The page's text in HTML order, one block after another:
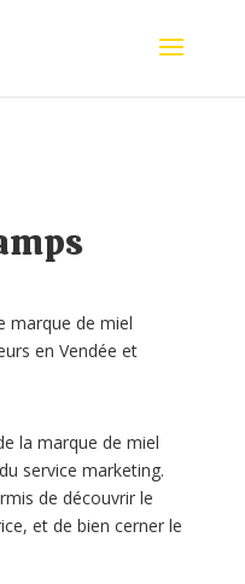
marque de miel
en Vendée et
la marque de miel
service marketing.
de découvrir le
et de bien cerner le